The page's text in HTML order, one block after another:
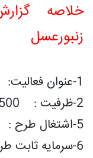
خلاصه
زنبورعسل
1-عنوان فعاليت: پرورش و نگهداری زنبور نام شما
2-ظرفيت : 3500 کیلو عسل در سال
5-اشتغال طرح : 2نفر
6-سرمايه ثابت طرح : 694.25میلیون ریال